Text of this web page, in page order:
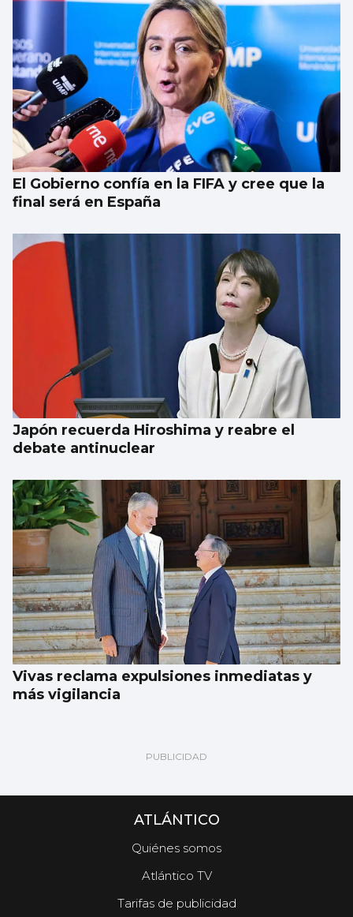
PRETEMPORADA CELESTE
Giráldez dicta sentencia
El Gobierno confía en la FIFA y cree que la
final será en España
Japón recuerda Hiroshima y reabre el
debate antinuclear
Vivas reclama expulsiones inmediatas y
más vigilancia
ATLÁNTICO
Quiénes somos
Atlántico TV
Tarifas de publicidad